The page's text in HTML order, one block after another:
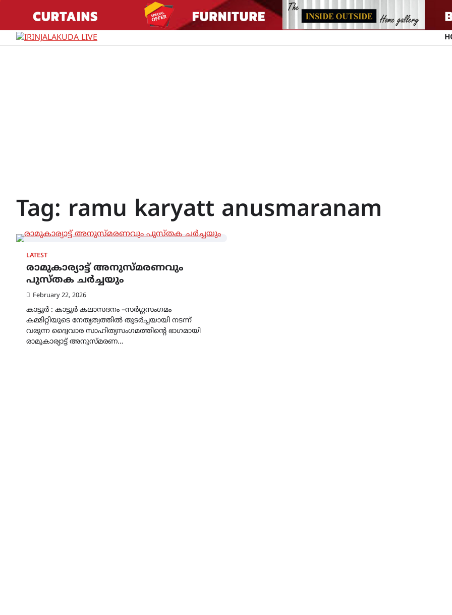
content
Tag: ramu karyatt anusmaranam
LATEST
രാമുകാര്യാട്ട് അനുസ്മരണവും
പുസ്തക ചർച്ചയും
February 22, 2026
കാട്ടൂർ : കാട്ടൂർ കലാസദനം –സർഗ്ഗസംഗമം
കമ്മിറ്റിയുടെ നേതൃത്വത്തിൽ തുടർച്ചയായി നടന്ന്
വരുന്ന ദ്വൈവാര സാഹിത്യസംഗമത്തിൻ്റെ ഭാഗമായി
രാമുകാര്യാട്ട് അനുസ്മരണ…